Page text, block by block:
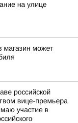
на улице
магазин может
российской
вице-премьера
участие в